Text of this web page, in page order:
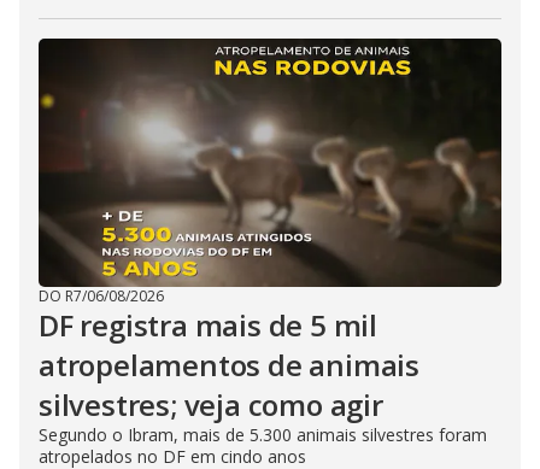
DO R7/06/08/2026
DF registra mais de 5 mil
atropelamentos de animais
silvestres; veja como agir
Segundo o Ibram, mais de 5.300 animais silvestres foram
atropelados no DF em cindo anos